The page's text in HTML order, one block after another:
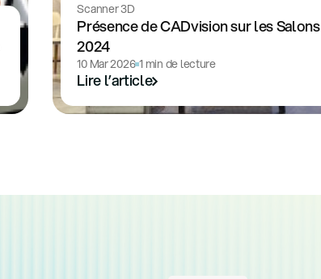
Scanner 3D
Présence de CADvision sur les Salons
2024
10 Mar 2026 1 min de lecture
Lire l’article